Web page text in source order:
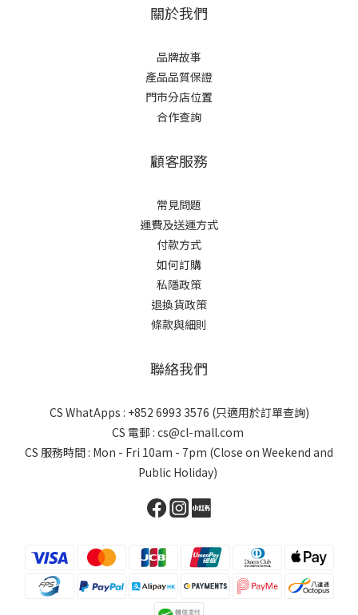
關於我們
品牌故事
產品品質保證
門市分店位置
合作查詢
顧客服務
常見問題
運費及送運方式
付款方式
如何訂購
私隱政策
退換貨政策
條款與細則
聯絡我們
CS WhatApps : +852 6993 3576 (只適用於訂單查詢)
CS 電郵 : cs@cl-mall.com
CS 服務時間 : Mon - Fri 10am - 7pm (Close on Weekend and
Public Holiday)